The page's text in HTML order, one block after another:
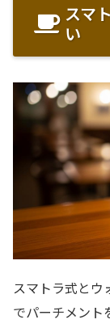
スマ
い
スマトラ式とウ
でパーチメント